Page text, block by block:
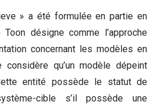
» a été formulée en partie en
désigne comme l’approche
concernant les modèles en
considère qu’un modèle dépeint
entité possède le statut de
cible s’il possède une